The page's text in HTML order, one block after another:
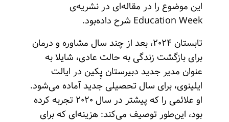
این موضوع را در مقاله‌ای در نشریه‌ی
Education Week شرح داده‌بود.
تابستان ۲۰۲۴، بعد از چند سال مشاوره و درمان
برای بازگشت زندگی‌ به حالت عادی، شایلا به
عنوان مدیر جدید دبیرستان پِکین در ایالت
ایلینوی، برای سال تحصیلی جدید آماده می‌شود.
او علائمی را که پیشتر در سال ۲۰۲۰ تجربه کرده
بود، این‌طور توصیف می‌کند: هزینه‌ای که برای